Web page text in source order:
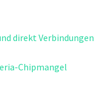
direkt Verbindungen
Chipmangel